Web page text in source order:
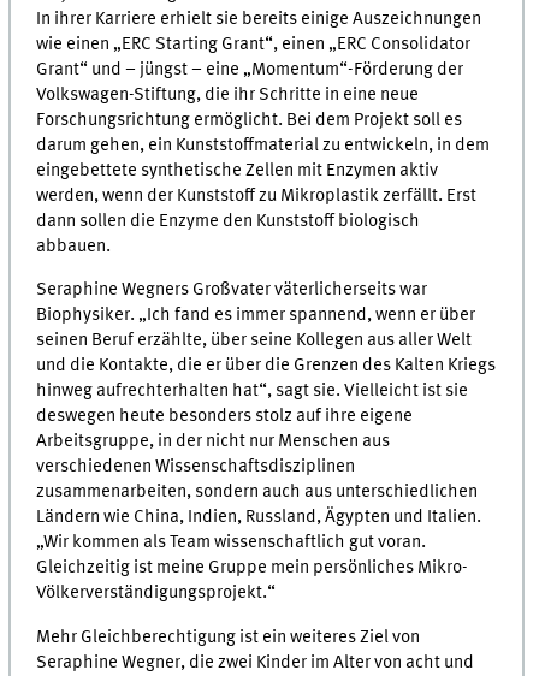
In ihrer Karriere erhielt sie bereits einige Auszeichnungen
wie einen „ERC Starting Grant“, einen „ERC Consolidator
Grant“ und – jüngst – eine „Momentum“-Förderung der
Volkswagen-Stiftung, die ihr Schritte in eine neue
Forschungsrichtung ermöglicht. Bei dem Projekt soll es
darum gehen, ein Kunststoffmaterial zu entwickeln, in dem
eingebettete synthetische Zellen mit Enzymen aktiv
werden, wenn der Kunststoff zu Mikroplastik zerfällt. Erst
dann sollen die Enzyme den Kunststoff biologisch
abbauen.
Seraphine Wegners Großvater väterlicherseits war
Biophysiker. „Ich fand es immer spannend, wenn er über
seinen Beruf erzählte, über seine Kollegen aus aller Welt
und die Kontakte, die er über die Grenzen des Kalten Kriegs
hinweg aufrechterhalten hat“, sagt sie. Vielleicht ist sie
deswegen heute besonders stolz auf ihre eigene
Arbeitsgruppe, in der nicht nur Menschen aus
verschiedenen Wissenschaftsdisziplinen
zusammenarbeiten, sondern auch aus unterschiedlichen
Ländern wie China, Indien, Russland, Ägypten und Italien.
„Wir kommen als Team wissenschaftlich gut voran.
Gleichzeitig ist meine Gruppe mein persönliches Mikro-
Völkerverständigungsprojekt.“
Mehr Gleichberechtigung ist ein weiteres Ziel von
Seraphine Wegner, die zwei Kinder im Alter von acht und